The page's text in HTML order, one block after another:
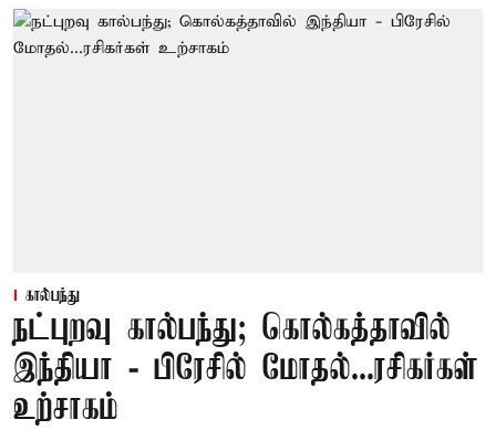
கால்பந்து
நட்புறவு கால்பந்து; கொல்கத்தாவில்
இந்தியா - பிரேசில் மோதல்...ரசிகர்கள்
உற்சாகம்